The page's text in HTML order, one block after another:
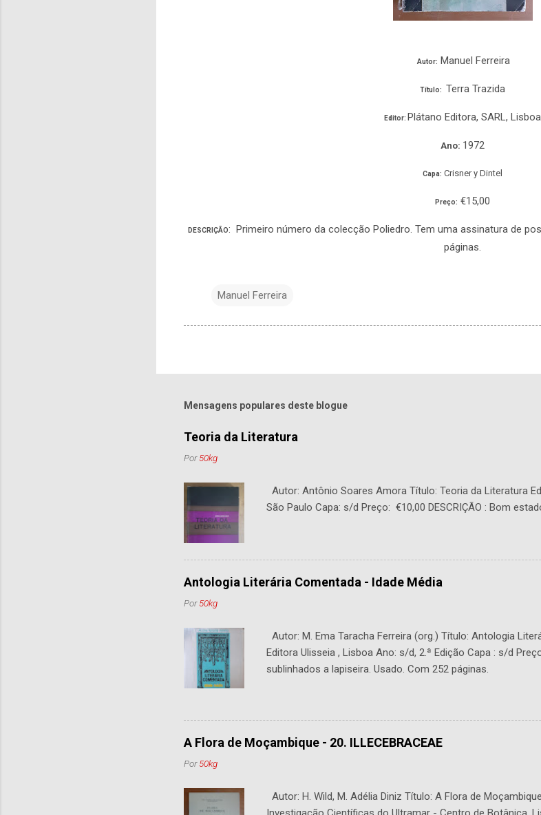
Autor: Manuel Ferreira
Título: Terra Trazida
Editor: Plátano Editora, SARL, Lisboa
Ano: 1972
Capa: Crisner y Dintel
Preço: €15,00
DESCRIÇÃO: Primeiro número da colecção Poliedro. Tem uma assinatura de
páginas.
Manuel Ferreira
Mensagens populares deste blogue
Teoria da Literatura
Por50kg
Autor: Antônio Soares Amora Título: Teoria da Literatura
São Paulo Capa: s/d Preço: €10,00 DESCRIÇÃO : Bom
Antologia Literária Comentada - Idade Média
Por50kg
Autor: M. Ema Taracha Ferreira (org.) Título: Antologia
Editora Ulisseia , Lisboa Ano: s/d, 2.ª Edição Capa : s/d
sublinhados a lapiseira. Usado. Com 252 páginas.
A Flora de Moçambique - 20. ILLECEBRACEAE
Por50kg
Autor: H. Wild, M. Adélia Diniz Título: A Flora de